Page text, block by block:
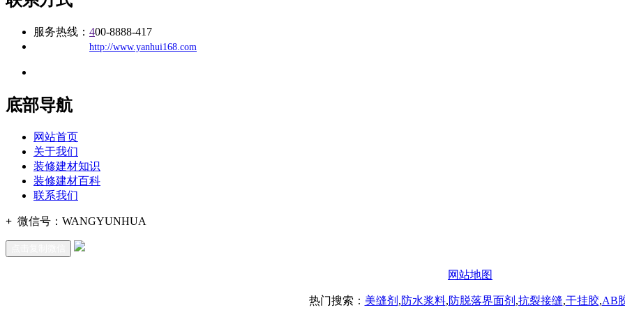
服务热线： 400-8888-417
http://www.yanhui168.com
底部导航
网站首页
关于我们
装修建材知识
装修建材百科
联系我们
+ 微信号： WANGYUNHUA
网站地图
热门搜索： 美缝剂 ,防水浆料,防脱落界面剂 ,抗裂接缝,干挂胶,AB